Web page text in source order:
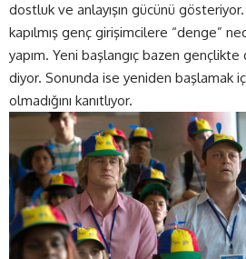
dostluk ve anlayışın gücünü gösteriyor.
kapılmış genç girişimcilere “denge”
yapım. Yeni başlangıç bazen gençlikte
diyor. Sonunda ise yeniden başlamak
olmadığını kanıtlıyor.